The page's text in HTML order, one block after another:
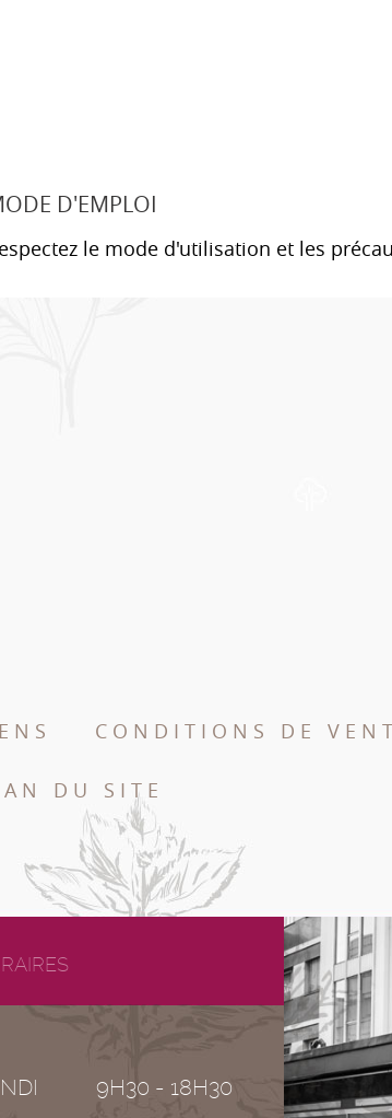
D'EMPLOI
le mode d'utilisation et les
CONDITIONS DE
DU SITE
9H30 - 18H30